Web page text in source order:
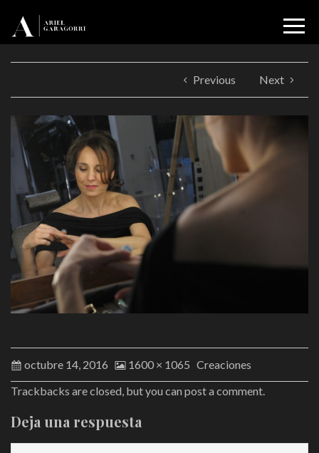
Previous Next
octubre 14, 2016 1600 × 1065 Creaciones
Trackbacks are closed, but you can post a comment.
Deja una respuesta